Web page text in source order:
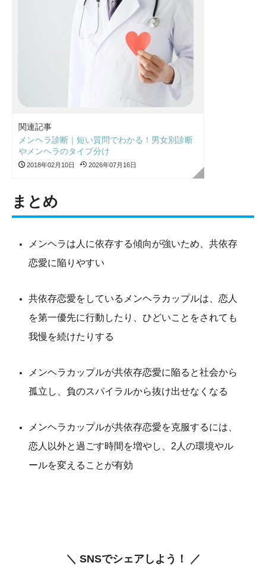
関連記事
メンヘラ診断｜短い質問でわかる！男女別診断
やメンヘラのタイプ分け
2018年02月10日 2026年07月16日
まとめ
メンヘラは人に依存する傾向が強いため、共依存
恋愛に陥りやすい
共依存恋愛をしているメンヘラカップルは、恋人
を第一優先に行動したり、ひどいことをされても
我慢を続けたりする
メンヘラカップルが共依存恋愛に陥ると社会から
孤立し、負のスパイラルから抜け出せなくなる
メンヘラカップルが共依存恋愛を克服するには、
恋人以外と過ごす時間を増やし、2人の環境やル
ールを変えることが有効
＼ SNSでシェアしよう！ ／